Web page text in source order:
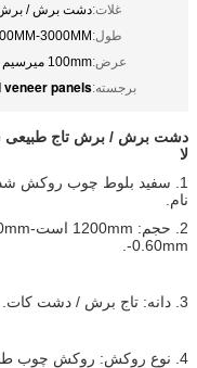
غلات:دشت برش / برش
طول:3000MM
عرض:100mm میرسیم و تا
برجسته:veneer panels
لا
1.
سفید بلوط چوب روکش
نام.
0.60mm-.
3. دانه: تاج برش / دشت کات.
4. نوع روکش: روکش چوب طبیعی